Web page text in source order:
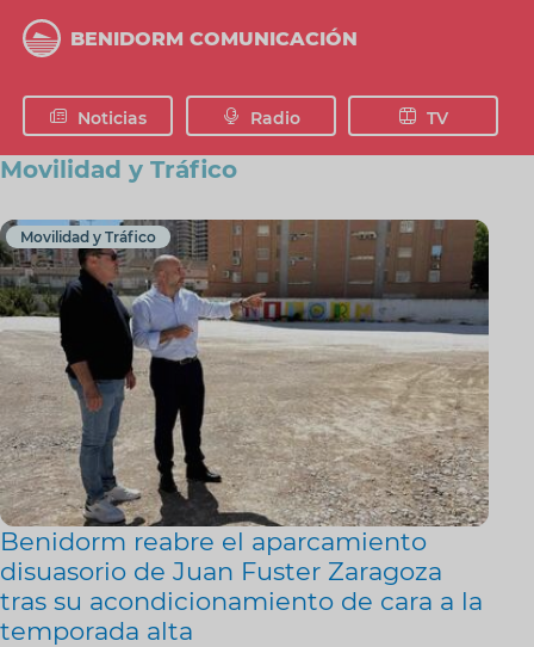
contenido
BENIDORM COMUNICACIÓN
Noticias Radio TV
Movilidad y Tráfico
Movilidad y Tráfico
Benidorm reabre el aparcamiento
disuasorio de Juan Fuster Zaragoza
tras su acondicionamiento de cara a la
temporada alta